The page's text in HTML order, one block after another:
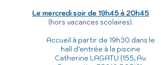
Le mercredi soir de 19h45 à 20h45
(hors vacances scolaires).
Accueil à partir de 19h30 dans le
hall d’entrée à la piscine
Catherine LAGATU (155, Av.